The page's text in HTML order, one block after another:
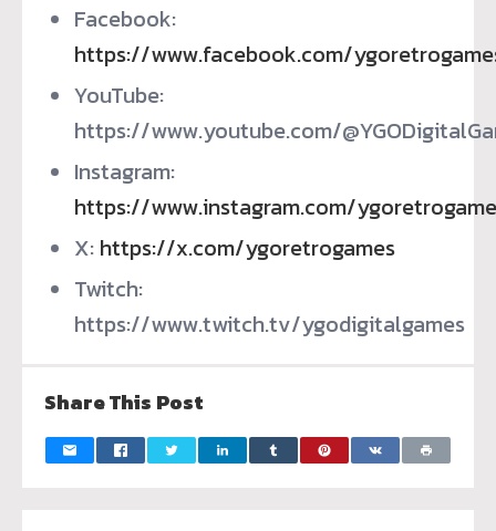
Facebook:
https://www.facebook.com/
YouTube:
https://www.youtube.com/
Instagram:
https://www.instagram.com/
X: https://x.com/ygoretrogames
Twitch:
https://www.twitch.tv/ygodigitalgames
Share This Post